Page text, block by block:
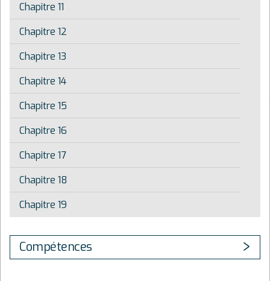
Chapitre 11
Chapitre 12
Chapitre 13
Chapitre 14
Chapitre 15
Chapitre 16
Chapitre 17
Chapitre 18
Chapitre 19
Compétences